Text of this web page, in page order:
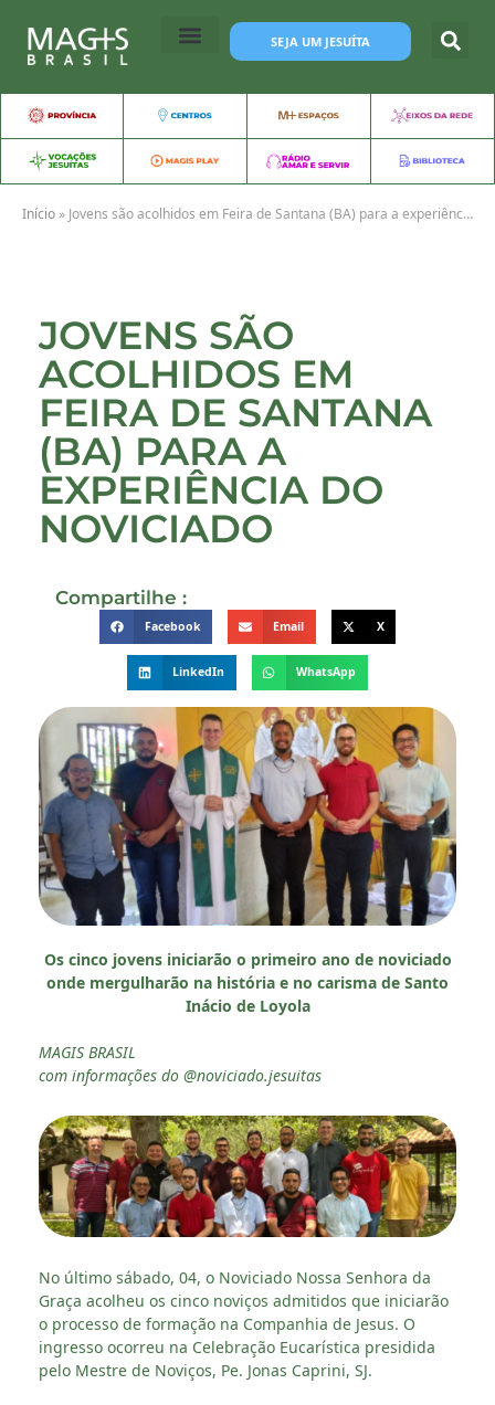
SEJA UM JESUÍTA
Início » Jovens são acolhidos em Feira de Santana (BA) para a experiência do Noviciado
JOVENS SÃO
ACOLHIDOS EM
FEIRA DE SANTANA
(BA) PARA A
EXPERIÊNCIA DO
NOVICIADO
Compartilhe :
Facebook Email X
LinkedIn WhatsApp
Os cinco jovens iniciarão o primeiro ano de noviciado
onde mergulharão na história e no carisma de Santo
Inácio de Loyola
MAGIS BRASIL
com informações do @noviciado.jesuitas
No último sábado, 04, o Noviciado Nossa Senhora da
Graça acolheu os cinco noviços admitidos que iniciarão
o processo de formação na Companhia de Jesus. O
ingresso ocorreu na Celebração Eucarística presidida
pelo Mestre de Noviços, Pe. Jonas Caprini, SJ.